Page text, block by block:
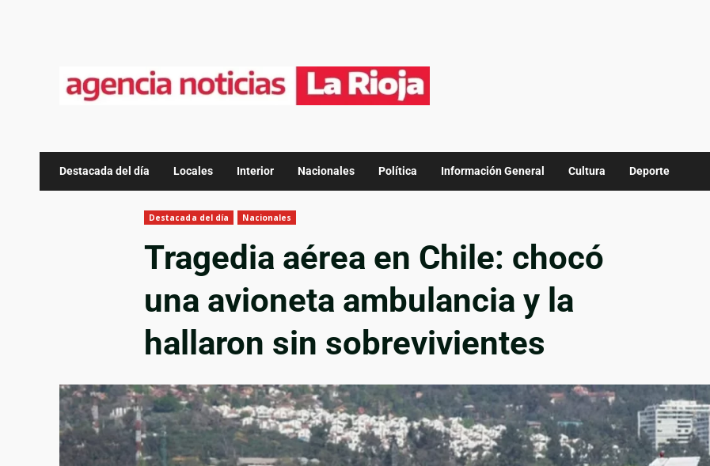
Destacada del día Locales Interior Nacionales Política Información General Cultura Deporte
Destacada del día Nacionales
Tragedia aérea en Chile: chocó
una avioneta ambulancia y la
hallaron sin sobrevivientes